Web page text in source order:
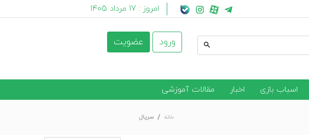
امروز : 17 مرداد 1405
ورود عضویت
اسباب بازی اخبار مقالات آموزشی
خانه سریال